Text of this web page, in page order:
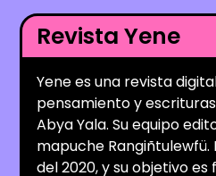
Revista Yene
Yene es una revista
pensamiento y
Abya Yala. Su equipo
mapuche
del 2020, y su objetivo